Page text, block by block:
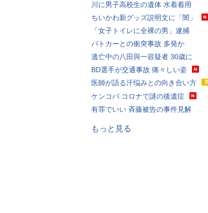
川に男子高校生の遺体 水着着用
ちいかわ新グッズ説明文に「闇」
「女子トイレに全裸の男」逮捕
パトカーとの衝突事故 多発か
逃亡中の八田與一容疑者 30歳に
BD選手が交通事故 痛々しい姿
医師が語る汗悩みとの向き合い方
ケンコバ コロナで謎の後遺症
有罪でいい 斉藤被告の事件見解
もっと見る